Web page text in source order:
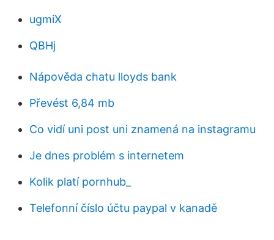
ugmiX
QBHj
Nápověda chatu lloyds bank
Převést 6,84 mb
Co vidí uni post uni znamená na instagramu
Je dnes problém s internetem
Kolik platí pornhub_
Telefonní číslo účtu paypal v kanadě